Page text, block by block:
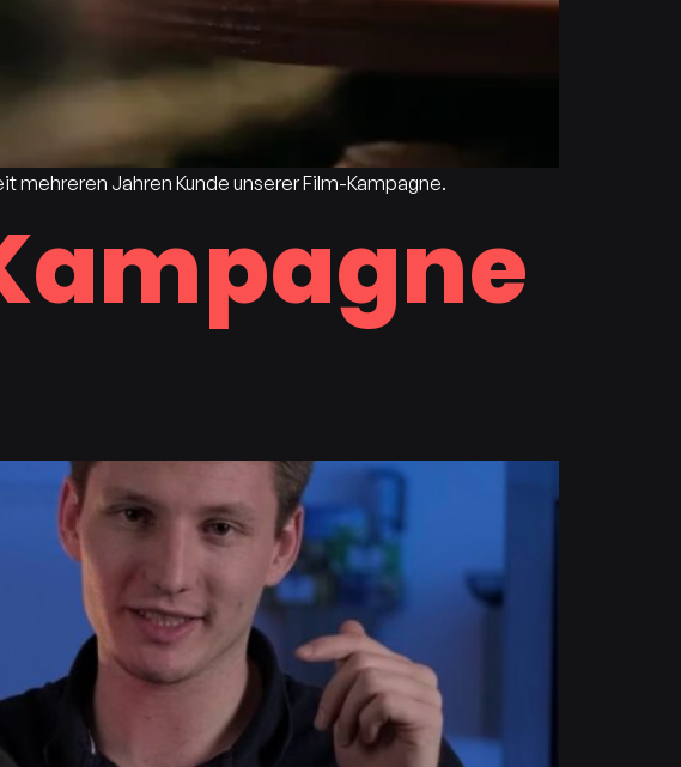
mehreren Jahren Kunde unserer Film-Kampagne.